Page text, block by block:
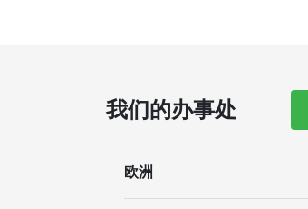
我们的办事处
欧洲